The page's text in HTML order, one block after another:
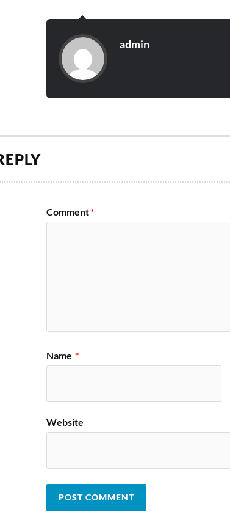
admin
Comment*
Name *
Website